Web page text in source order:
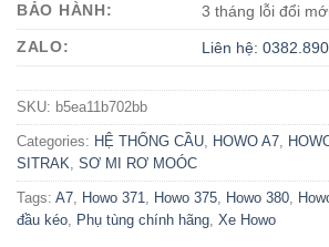
BẢO HÀNH:
3 tháng lỗi đổi
ZALO:
Liên hệ:
SKU: b5ea11b702bb
Categories: HỆ THỐNG CẦU, HOWO A7,
SITRAK, SƠ MI RƠ MOÓC
Tags: A7, Howo 371, Howo 375, Howo 380,
đầu kéo, Phụ tùng chính hãng, Xe Howo